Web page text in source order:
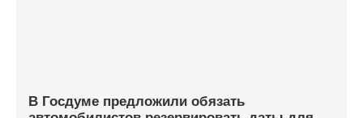
В Госдуме предложили обязать